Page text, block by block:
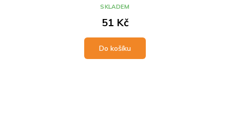
51 Kč
Do košíku
SKLADEM